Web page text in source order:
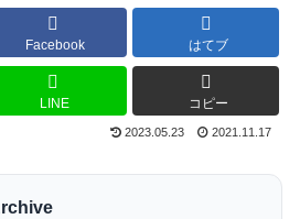
Facebook はてブ
LINE コピー
2023.05.23 2021.11.17